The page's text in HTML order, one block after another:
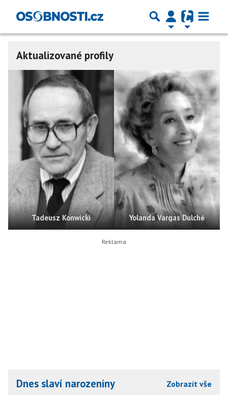
Aktualizované profily
Tadeusz Konwicki Yolanda Vargas Dulché
Dnes slaví narozeniny Zobrazit vše